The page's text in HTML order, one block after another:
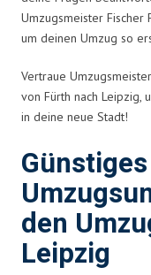
Umzugsmeister
um deinen Umzug so
Vertraue
von Fürth nach Leipzig,
in deine neue Stadt!
Günstiges
den
Leipzig